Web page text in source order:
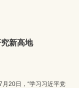
新高地
20日，“学习习近平党